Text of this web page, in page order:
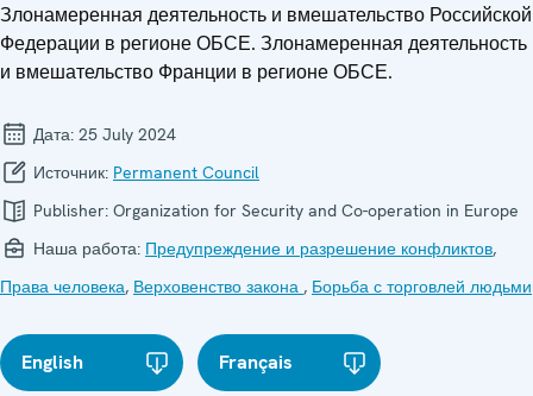
Злонамеренная деятельность и вмешательство Российской
Федерации в регионе ОБСЕ. Злонамеренная деятельность
и вмешательство Франции в регионе ОБСЕ.
Дата: 25 July 2024
Источник: Permanent Council
Publisher: Organization for Security and Co-operation in Europe
Наша работа: Предупреждение и разрешение конфликтов,
Права человека, Верховенство закона , Борьба с торговлей людьми
English Français